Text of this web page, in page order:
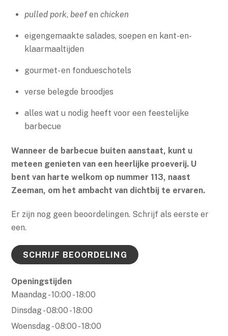
pulled pork, beefen chicken
eigengemaakte salades, soepen en kant-en-
klaarmaaltijden
gourmet- en fondueschotels
verse belegde broodjes
alles wat u nodig heeft voor een feestelijke
barbecue
Wanneer de barbecue buiten aanstaat, kunt u
meteen genieten van een heerlijke proeverij. U
bent van harte welkom op nummer 113, naast
Zeeman, om het ambacht van dichtbij te ervaren.
Er zijn nog geen beoordelingen. Schrijf als eerste er
een.
SCHRIJF BEOORDELING
Openingstijden
10:00 - 18:00
08:00 - 18:00
08:00 - 18:00